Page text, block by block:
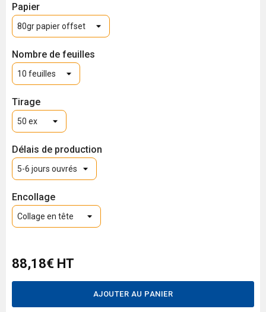
Papier
Nombre de feuilles
Tirage
Délais de production
Encollage
88,18€ HT
AJOUTER AU PANIER